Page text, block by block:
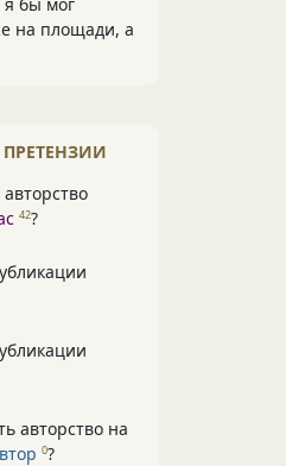
на площади, а
42?
авторство на
0?